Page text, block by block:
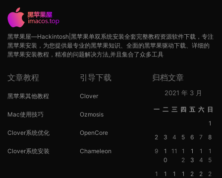
黑苹果屋—Hackintosh|黑苹果单双系统安装全套完整教程资源软件下载，专注
黑苹果安装，为您提供最专业的黑苹果知识、全面的黑苹果驱动下载、详细的
黑苹果安装教程，精准的问题解决方法,并且集合了众多工具
文章教程
黑苹果其他教程
Mac使用技巧
Clover系统优化
Clover系统安装
引导下载
Clover
Ozmosis
OpenCore
Chameleon
归档文章
2021 年 3 月
一 二 三 四 五 六 日
1
2
3 4 5 6 7
8
9
1
0
11
1
2
1
3
1
4
1
5
1
1
1
1
2
2
2